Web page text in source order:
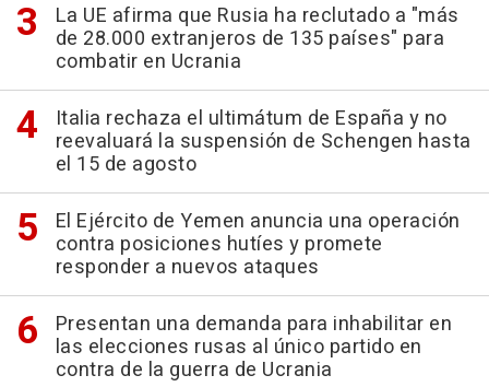
La UE afirma que Rusia ha reclutado a "más
de 28.000 extranjeros de 135 países" para
combatir en Ucrania
Italia rechaza el ultimátum de España y no
reevaluará la suspensión de Schengen hasta
el 15 de agosto
El Ejército de Yemen anuncia una operación
contra posiciones hutíes y promete
responder a nuevos ataques
Presentan una demanda para inhabilitar en
las elecciones rusas al único partido en
contra de la guerra de Ucrania